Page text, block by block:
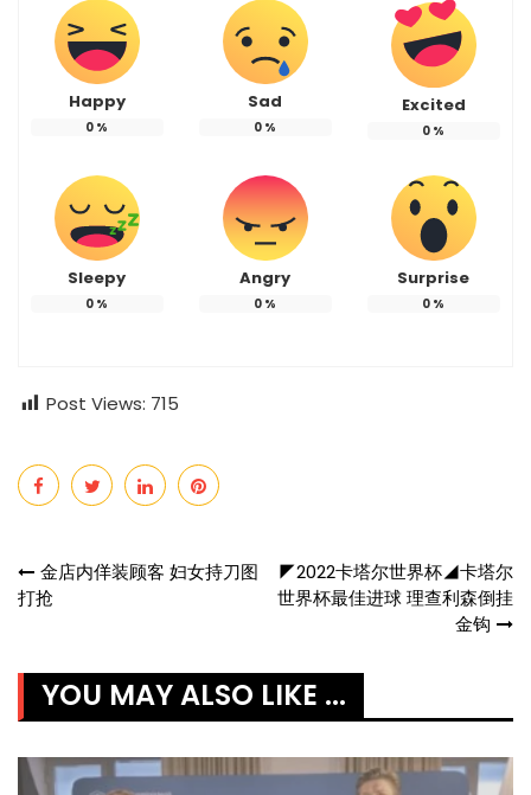
Happy
0 %
Sad
0 %
Excited
0 %
Sleepy
0 %
Angry
0 %
Surprise
0 %
Post Views: 715
Post
金店内佯装顾客 妇女持刀图
打抢
◤2022卡塔尔世界杯◢卡塔尔
世界杯最佳进球 理查利森倒挂
金钩
YOU MAY ALSO LIKE ...